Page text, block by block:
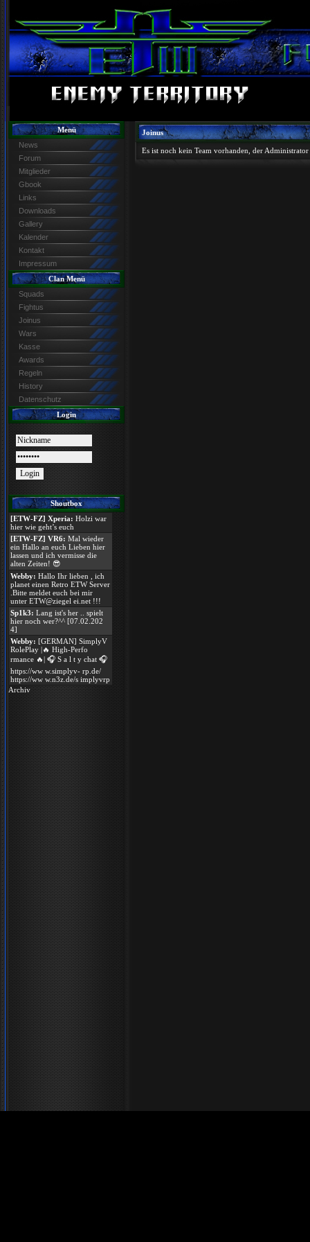
Menü
News
Forum
Mitglieder
Gbook
Links
Downloads
Gallery
Kalender
Kontakt
Impressum
Clan Menü
Squads
Fightus
Joinus
Wars
Kasse
Awards
Regeln
History
Datenschutz
Login
Shoutbox
[ETW-FZ] Xperia: Holzi war
hier wie geht’s euch
[ETW-FZ] VR6: Mal wieder
ein Hallo an euch Lieben hier
lassen und ich vermisse die
alten Zeiten! 😎
Webby: Hallo Ihr lieben , ich
planet einen Retro ETW Server
.Bitte meldet euch bei mir
unter ETW@ziegel ei.net !!!
Sp1k3: Lang ist's her .. spielt
hier noch wer?^^ [07.02.202
4]
Webby: [GERMAN] SimplyV
RolePlay |🔥 High-Perfo
rmance 🔥| 🎧 S a l t y chat 🎧
https://ww w.simplyv- rp.de/
https://ww w.n3z.de/s implyvrp
Archiv
Joinus
Es ist noch kein Team vorhanden, der Administrator